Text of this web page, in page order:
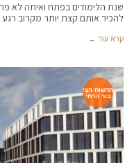
שנת הלימודים בפתח ואיתה לא
להכיר אותם קצת יותר מקרוב רגע
קרא עוד ←
חדשות הצי
בור הדתי